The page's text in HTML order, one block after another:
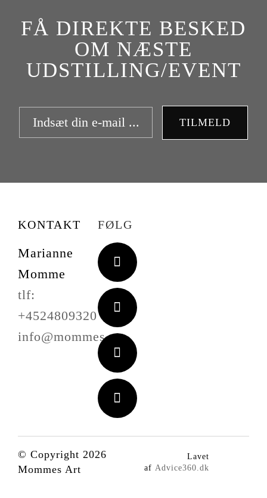
FÅ DIREKTE BESKED
OM NÆSTE
UDSTILLING/EVENT
TILMELD
KONTAKT
Marianne
Momme
tlf:
+4524809320
info@mommes.art
FØLG
© Copyright 2026
Mommes Art
Lavet
af Advice360.dk